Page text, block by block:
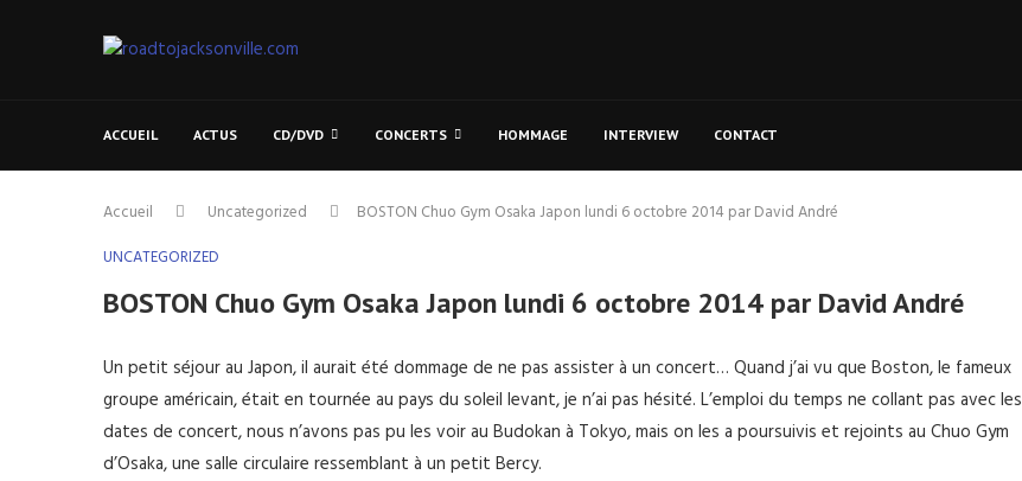
ACCUEIL ACTUS CD/DVD CONCERTS HOMMAGE INTERVIEW CONTACT
Accueil Uncategorized
BOSTON Chuo Gym Osaka Japon lundi 6 octobre 2014 par David André
UNCATEGORIZED
BOSTON Chuo Gym Osaka Japon lundi 6 octobre 2014 par David André
Un petit séjour au Japon, il aurait été dommage de ne pas assister à un concert… Quand j’ai vu que Boston, le fameux
groupe américain, était en tournée au pays du soleil levant, je n’ai pas hésité. L’emploi du temps ne collant pas avec les
dates de concert, nous n’avons pas pu les voir au Budokan à Tokyo, mais on les a poursuivis et rejoints au Chuo Gym
d’Osaka, une salle circulaire ressemblant à un petit Bercy.